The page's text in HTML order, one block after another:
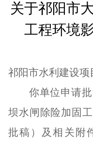
关于祁阳市
工程环境
祁阳市水利建设
你单位申请
坝水闸除险加固
批稿）及相关附